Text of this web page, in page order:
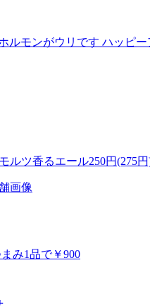
ルモンがウリです ハッピ
ルツ香るエール250円(275
み1品で￥900